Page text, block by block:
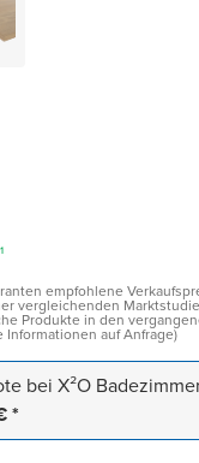
empfohlene
vergleichenden
Produkte in den
auf Anfrage)
bei X²O
*